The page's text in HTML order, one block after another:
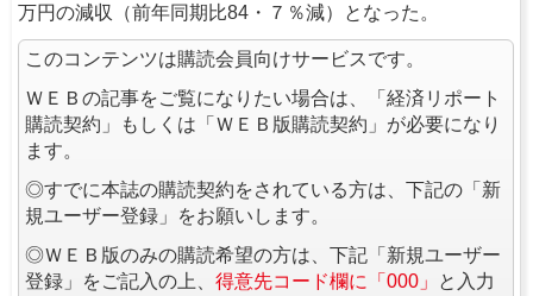
万円の減収（前年同期比84・７％減）となった。
このコンテンツは購読会員向けサービスです。
ＷＥＢの記事をご覧になりたい場合は、「経済リポート
購読契約」もしくは「ＷＥＢ版購読契約」が必要になり
ます。
◎すでに本誌の購読契約をされている方は、下記の「新
規ユーザー登録」をお願いします。
◎ＷＥＢ版のみの購読希望の方は、下記「新規ユーザー
登録」をご記入の上、 得意先コード欄に「000」
と入力